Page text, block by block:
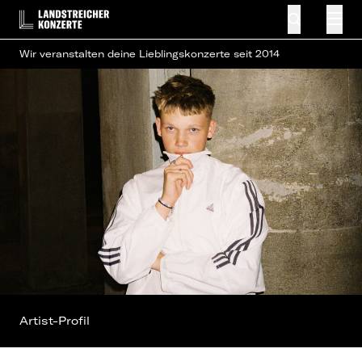
Wir veranstalten deine Lieblingskonzerte seit 2014
Artist-Profil